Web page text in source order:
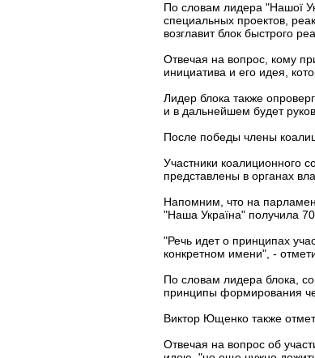
По словам лидера "Нашої
специальных проектов,
возглавит блок быстрого
Отвечая на вопрос, кому
инициатива и его идея,
Лидер блока также
и в дальнейшем будет
После победы члены
Участники коалиционного
представлены в органах
Напомним, что на
"Наша Україна" получила
"Речь идет о принципах
конкретном имени", -
По словам лидера блока,
принципы формирования
Виктор Ющенко также
Отвечая на вопрос об